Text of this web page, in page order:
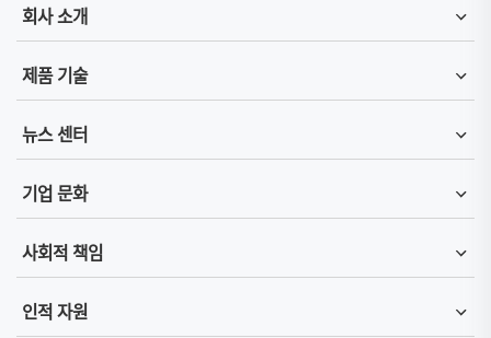
회사 소개
제품 기술
뉴스 센터
기업 문화
사회적 책임
인적 자원